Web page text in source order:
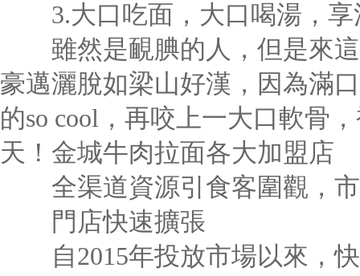
3.大口吃面，大口喝湯，享
雖然是靦腆的人，但是來這
豪邁灑脫如梁山好漢，因為滿
的so cool，再咬上一大口軟骨
天！金城牛肉拉面各大加盟店
全渠道資源引食客圍觀，市
門店快速擴張
自2015年投放市場以來，快